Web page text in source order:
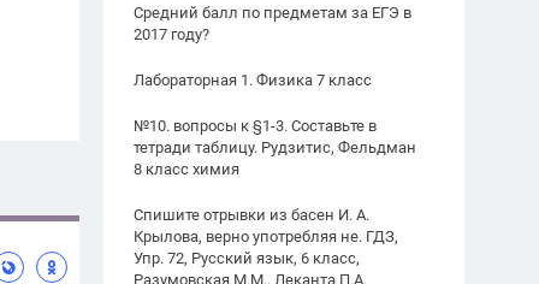
Средний балл по предметам за ЕГЭ в
2017 году?
Лабораторная 1. Физика 7 класс
№10. вопросы к §1-3. Составьте в
тетради таблицу. Рудзитис, Фельдман
8 класс химия
Спишите отрывки из басен И. А.
Крылова, верно употребляя не. ГДЗ,
Упр. 72, Русский язык, 6 класс,
Разумовская М.М., Леканта П.А.